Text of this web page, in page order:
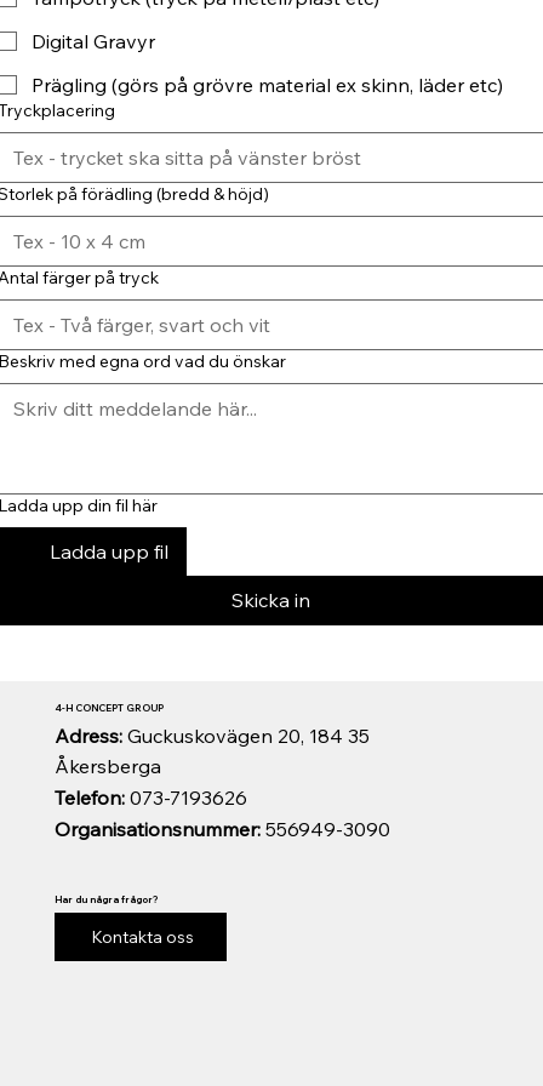
Digital Gravyr
Prägling (görs på grövre material ex skinn, läder etc)
på förädling (bredd & höjd)
färger på tryck
med egna ord vad du önskar
upp din fil här
Ladda upp fil
Skicka in
Organisationsnummer:556949-3090
Telefon:073-7193626
Adress: Guckuskovägen 20, 184 35
Åkersberga
4-H CONCEPT GROUP
Har du några frågor?
Kontakta oss